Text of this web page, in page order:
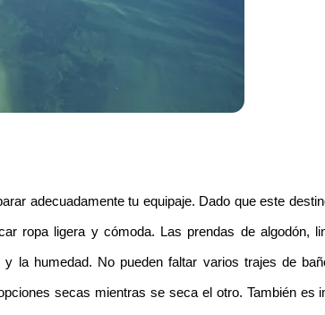
adecuadamente tu equipaje. Dado que este
ropa ligera y cómoda. Las prendas de algodón,
la humedad. No pueden faltar varios trajes de
secas mientras se seca el otro. También es